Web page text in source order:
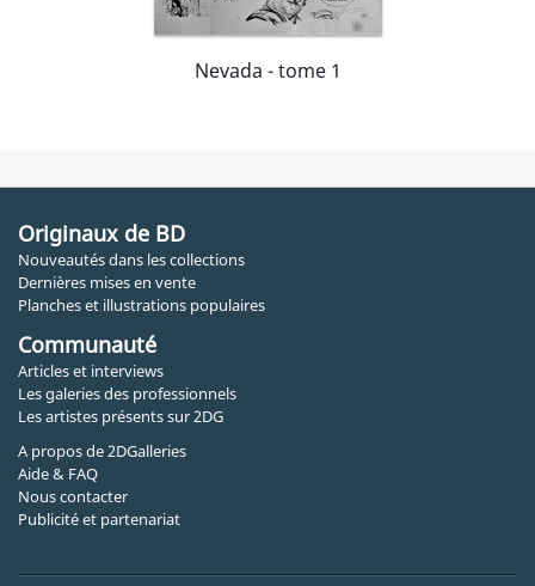
Nevada - tome 1
Originaux de BD
Nouveautés dans les collections
Dernières mises en vente
Planches et illustrations populaires
Communauté
Articles et interviews
Les galeries des professionnels
Les artistes présents sur 2DG
A propos de 2DGalleries
Aide & FAQ
Nous contacter
Publicité et partenariat